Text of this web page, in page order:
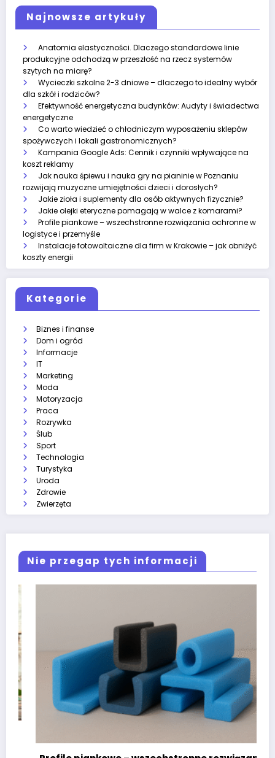
Najnowsze artykuły
Anatomia elastyczności. Dlaczego standardowe linie
produkcyjne odchodzą w przeszłość na rzecz systemów
szytych na miarę?
Wycieczki szkolne 2-3 dniowe – dlaczego to idealny wybór
dla szkół i rodziców?
Efektywność energetyczna budynków: Audyty i świadectwa
energetyczne
Co warto wiedzieć o chłodniczym wyposażeniu sklepów
spożywczych i lokali gastronomicznych?
Kampania Google Ads: Cennik i czynniki wpływające na
koszt reklamy
Jak nauka śpiewu i nauka gry na pianinie w Poznaniu
rozwijają muzyczne umiejętności dzieci i dorosłych?
Jakie zioła i suplementy dla osób aktywnych fizycznie?
Jakie olejki eteryczne pomagają w walce z komarami?
Profile piankowe – wszechstronne rozwiązania ochronne w
logistyce i przemyśle
Instalacje fotowoltaiczne dla firm w Krakowie – jak obniżyć
koszty energii
Kategorie
Biznes i finanse
Dom i ogród
Informacje
IT
Marketing
Moda
Motoryzacja
Praca
Rozrywka
Ślub
Sport
Technologia
Turystyka
Uroda
Zdrowie
Zwierzęta
Nie przegap tych informacji